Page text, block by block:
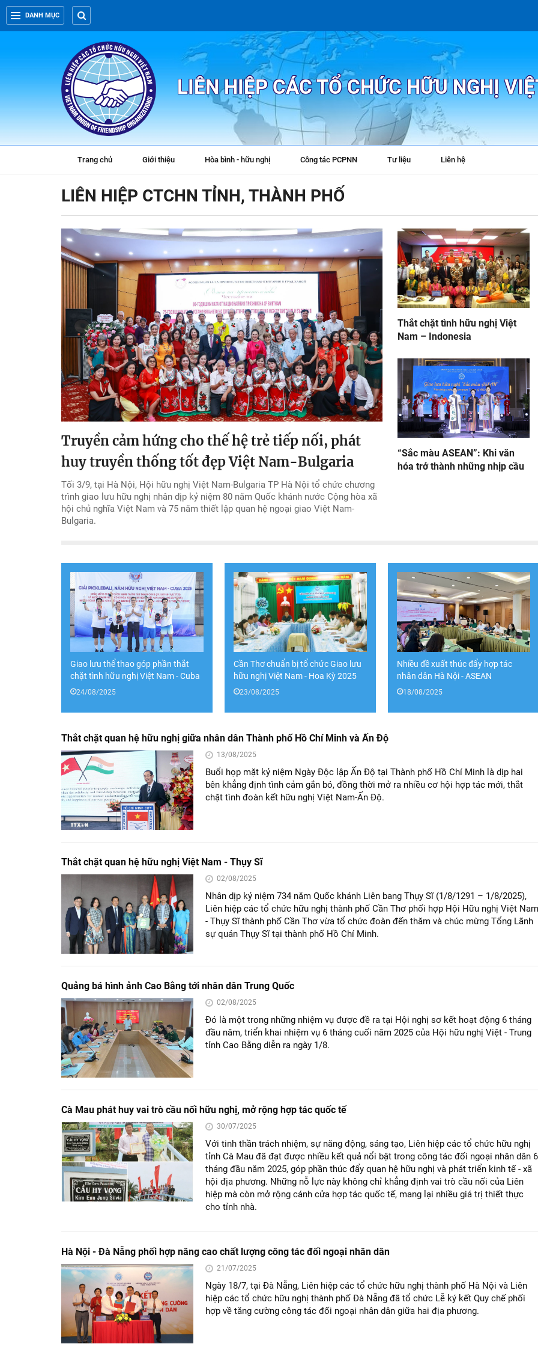
DANH MỤC
LIÊN HIỆP CÁC TỔ CHỨC HỮU NGHỊ
Trang chủ Giới thiệu Hòa bình - hữu nghị Công tác PCPNN Tư liệu Liên hệ
LIÊN HIỆP CTCHN TỈNH, THÀNH PHỐ
Truyền cảm hứng cho thế hệ trẻ tiếp nối, phát
huy truyền thống tốt đẹp Việt Nam-Bulgaria
Tối 3/9, tại Hà Nội, Hội hữu nghị Việt Nam-Bulgaria TP Hà Nội tổ chức chương
trình giao lưu hữu nghị nhân dịp kỷ niệm 80 năm Quốc khánh nước Cộng hòa xã
hội chủ nghĩa Việt Nam và 75 năm thiết lập quan hệ ngoại giao Việt Nam-
Bulgaria.
Thắt chặt tình hữu nghị Việt
Nam – Indonesia
“Sắc màu ASEAN”: Khi văn
hóa trở thành những nhịp cầu
Giao lưu thể thao góp phần thắt
chặt tình hữu nghị Việt Nam - Cuba
24/08/2025
Cần Thơ chuẩn bị tổ chức Giao lưu
hữu nghị Việt Nam - Hoa Kỳ 2025
23/08/2025
Nhiều đề xuất thúc đẩy hợp tác
nhân dân Hà Nội - ASEAN
18/08/2025
Thắt chặt quan hệ hữu nghị giữa nhân dân Thành phố Hồ Chí Minh và Ấn Độ
13/08/2025
Buổi họp mặt kỷ niệm Ngày Độc lập Ấn Độ tại Thành phố Hồ Chí Minh là dịp hai
bên khẳng định tình cảm gắn bó, đồng thời mở ra nhiều cơ hội hợp tác mới, thắt
chặt tình đoàn kết hữu nghị Việt Nam-Ấn Độ.
Thắt chặt quan hệ hữu nghị Việt Nam - Thụy Sĩ
02/08/2025
Nhân dịp kỷ niệm 734 năm Quốc khánh Liên bang Thụy Sĩ (1/8/1291 – 1/8/2025),
Liên hiệp các tổ chức hữu nghị thành phố Cần Thơ phối hợp Hội Hữu nghị Việt Nam
- Thụy Sĩ thành phố Cần Thơ vừa tổ chức đoàn đến thăm và chúc mừng Tổng Lãnh
sự quán Thụy Sĩ tại thành phố Hồ Chí Minh.
Quảng bá hình ảnh Cao Bằng tới nhân dân Trung Quốc
02/08/2025
Đó là một trong những nhiệm vụ được đề ra tại Hội nghị sơ kết hoạt động 6 tháng
đầu năm, triển khai nhiệm vụ 6 tháng cuối năm 2025 của Hội hữu nghị Việt - Trung
tỉnh Cao Bằng diễn ra ngày 1/8.
Cà Mau phát huy vai trò cầu nối hữu nghị, mở rộng hợp tác quốc tế
30/07/2025
Với tinh thần trách nhiệm, sự năng động, sáng tạo, Liên hiệp các tổ chức hữu nghị
tỉnh Cà Mau đã đạt được nhiều kết quả nổi bật trong công tác đối ngoại nhân dân 6
tháng đầu năm 2025, góp phần thúc đẩy quan hệ hữu nghị và phát triển kinh tế - xã
hội địa phương. Những nỗ lực này không chỉ khẳng định vai trò cầu nối của Liên
hiệp mà còn mở rộng cánh cửa hợp tác quốc tế, mang lại nhiều giá trị thiết thực
cho tỉnh nhà.
Hà Nội - Đà Nẵng phối hợp nâng cao chất lượng công tác đối ngoại nhân dân
21/07/2025
Ngày 18/7, tại Đà Nẵng, Liên hiệp các tổ chức hữu nghị thành phố Hà Nội và Liên
hiệp các tổ chức hữu nghị thành phố Đà Nẵng đã tổ chức Lễ ký kết Quy chế phối
hợp về tăng cường công tác đối ngoại nhân dân giữa hai địa phương.